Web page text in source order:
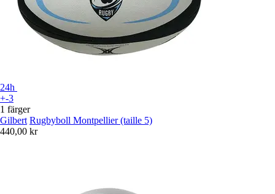
24h
+-3
1 färger
Gilbert Rugbyboll Montpellier (taille 5)
440,00 kr